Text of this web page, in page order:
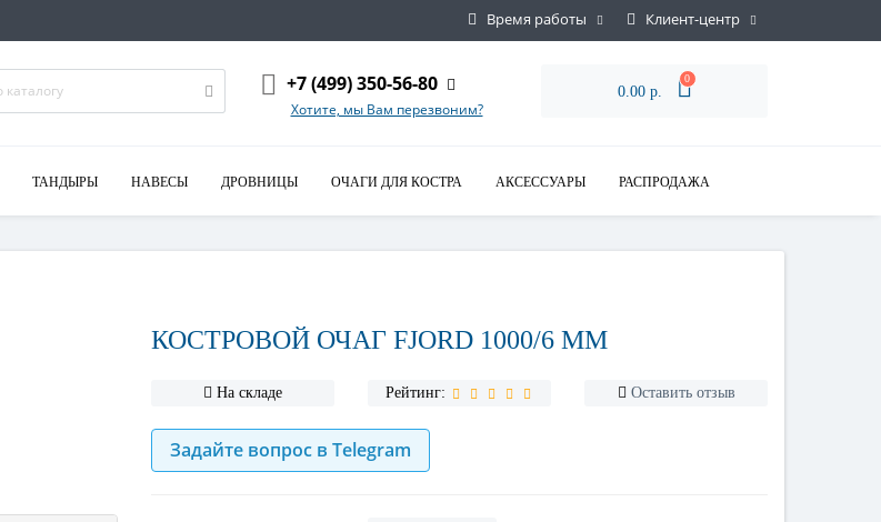
Время работы Клиент-центр
+7 (499) 350-56-80
Хотите, мы Вам перезвоним?
0.00 р.
0
ТАНДЫРЫ НАВЕСЫ ДРОВНИЦЫ ОЧАГИ ДЛЯ КОСТРА АКСЕССУАРЫ РАСПРОДАЖА
КОСТРОВОЙ ОЧАГ FJORD 1000/6 ММ
На складе Рейтинг: Оставить отзыв
Задайте вопрос в Telegram